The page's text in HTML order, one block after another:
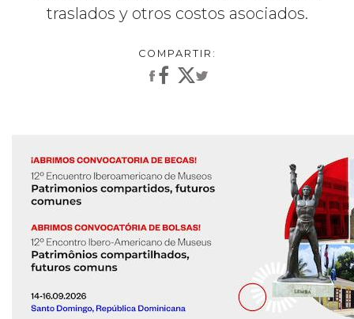
traslados y otros costos asociados.